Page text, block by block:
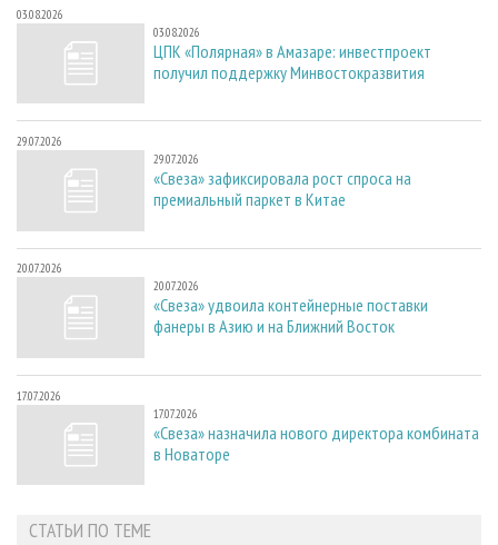
03.08.2026
03.08.2026
ЦПК «Полярная» в Амазаре: инвестпроект
получил поддержку Минвостокразвития
29.07.2026
29.07.2026
«Свеза» зафиксировала рост спроса на
премиальный паркет в Китае
20.07.2026
20.07.2026
«Свеза» удвоила контейнерные поставки
фанеры в Азию и на Ближний Восток
17.07.2026
17.07.2026
«Свеза» назначила нового директора комбината
в Новаторе
СТАТЬИ ПО ТЕМЕ